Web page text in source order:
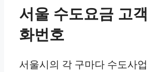
서울 수도요금 고
화번호
서울시의 각 구마다 수도사